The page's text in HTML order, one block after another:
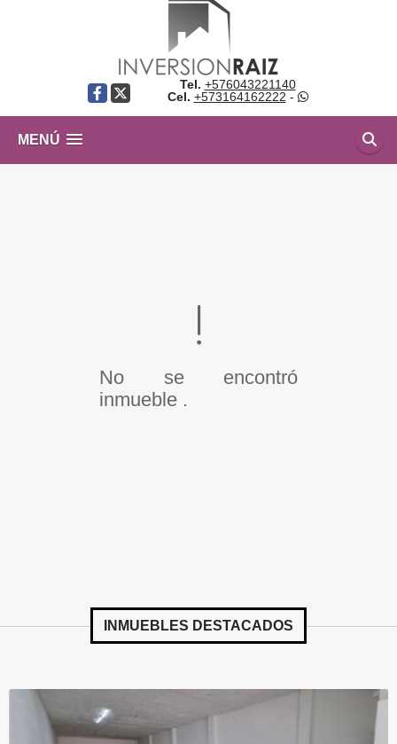
Facebook
X
Tel. +576043221140
Cel. +573164162222 -
MENÚ
No se encontró
inmueble .
INMUEBLES DESTACADOS